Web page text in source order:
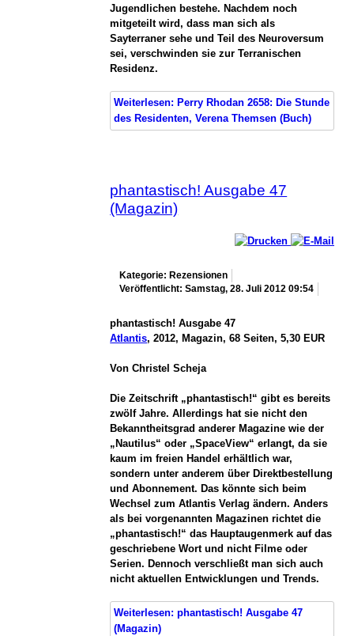
Jugendlichen bestehe. Nachdem noch
mitgeteilt wird, dass man sich als
Sayterraner sehe und Teil des Neuroversum
sei, verschwinden sie zur Terranischen
Residenz.
Weiterlesen: Perry Rhodan 2658: Die Stunde
des Residenten, Verena Themsen (Buch)
phantastisch! Ausgabe 47
(Magazin)
Kategorie: Rezensionen
Veröffentlicht: Samstag, 28. Juli 2012 09:54
phantastisch! Ausgabe 47
Atlantis, 2012, Magazin, 68 Seiten, 5,30 EUR
Von Christel Scheja
Die Zeitschrift „phantastisch!“ gibt es bereits
zwölf Jahre. Allerdings hat sie nicht den
Bekanntheitsgrad anderer Magazine wie der
„Nautilus“ oder „SpaceView“ erlangt, da sie
kaum im freien Handel erhältlich war,
sondern unter anderem über Direktbestellung
und Abonnement. Das könnte sich beim
Wechsel zum Atlantis Verlag ändern. Anders
als bei vorgenannten Magazinen richtet die
„phantastisch!“ das Hauptaugenmerk auf das
geschriebene Wort und nicht Filme oder
Serien. Dennoch verschließt man sich auch
nicht aktuellen Entwicklungen und Trends.
Weiterlesen: phantastisch! Ausgabe 47
(Magazin)